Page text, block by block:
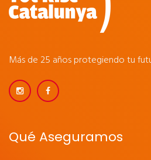
Más de 25 años protegiendo tu
Qué Aseguramos